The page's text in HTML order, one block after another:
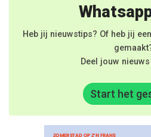
Heb jij nieuwstips? Of heb jij
Deel jouw
Start het